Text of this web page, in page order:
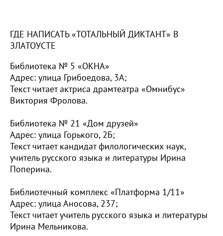
ГДЕ НАПИСАТЬ «ТОТАЛЬНЫЙ ДИКТАНТ» В
ЗЛАТОУСТЕ
Библиотека № 5 «ОКНА»
Адрес: улица Грибоедова, 3А;
Текст читает актриса драмтеатра «Омнибус»
Виктория Фролова.
Библиотека № 21 «Дом друзей»
Адрес: улица Горького, 2Б;
Текст читает кандидат филологических наук,
учитель русского языка и литературы Ирина
Поперина.
Библиотечный комплекс «Платформа 1/11»
Адрес: улица Аносова, 237;
Текст читает учитель русского языка и литературы
Ирина Мельникова.